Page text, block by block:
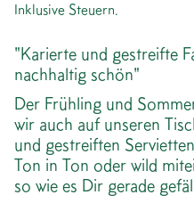
Inklusive Steuern.
"Karierte und gestreifte
nachhaltig schön"
Der Frühling und
wir auch auf unseren
und gestreiften
Ton in Ton oder wild
so wie es Dir gerade